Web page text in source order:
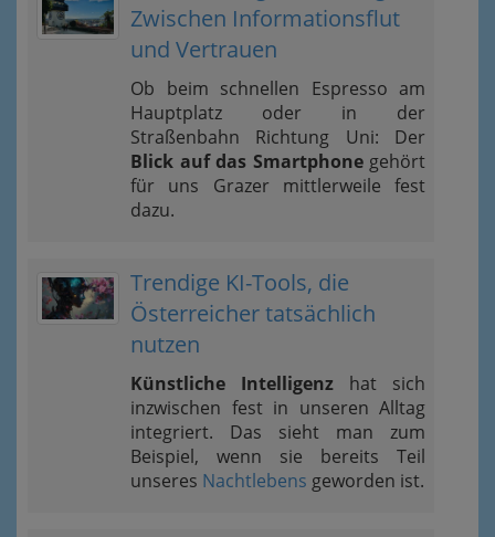
Zwischen Informationsflut
und Vertrauen
Ob beim schnellen Espresso am
Hauptplatz oder in der
Straßenbahn Richtung Uni: Der
Blick auf das Smartphonegehört
für uns Grazer mittlerweile fest
dazu.
Trendige KI-Tools, die
Österreicher tatsächlich
nutzen
Künstliche Intelligenz hat sich
inzwischen fest in unseren Alltag
integriert. Das sieht man zum
Beispiel, wenn sie bereits Teil
unseres Nachtlebens geworden ist.